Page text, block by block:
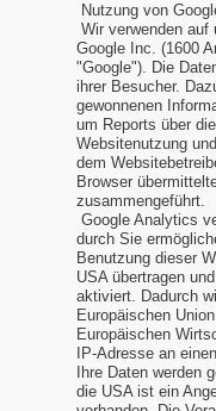
Nutzung von
Wir verwenden auf
Google Inc. (1600
"Google"). Die
ihrer Besucher.
gewonnenen
um Reports über
Websitenutzung
dem
Browser
zusammengeführt.
Google Analytics
durch Sie
Benutzung dieser
USA übertragen
aktiviert. Dadurch
Europäischen
Europäischen
IP-Adresse an
Ihre Daten werden
die USA ist ein